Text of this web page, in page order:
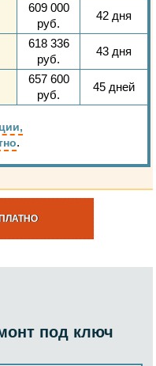
609 000
руб.
42 дня
618 336
руб.
43 дня
657 600
руб.
45 дней
.
под ключ